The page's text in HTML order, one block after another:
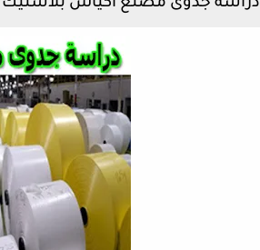
دراسة جدوى مصنع اكياس